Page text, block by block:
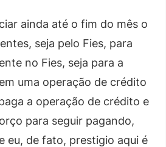
ainda até o fim do mês o
seja pelo Fies, para
no Fies, seja para a
uma operação de crédito
a operação de crédito e
para seguir pagando,
eu, de fato, prestigio aqui é